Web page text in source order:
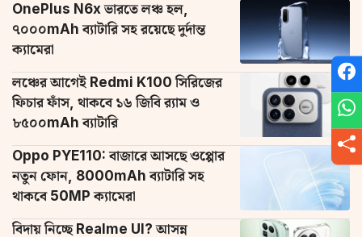
OnePlus N6x ভারতে লঞ্চ হল,
৭০০০mAh ব্যাটারি সহ রয়েছে দুর্দান্ত
ক্যামেরা
লঞ্চের আগেই Redmi K100 সিরিজের
ফিচার ফাঁস, থাকবে ১৬ জিবি র‌্যাম ও
৮৫০০mAh ব্যাটারি
Oppo PYE110: বাজারে আসছে ওপ্পোর
নতুন ফোন, 8000mAh ব্যাটারি সহ
থাকবে 50MP ক্যামেরা
বিদায় নিচ্ছে Realme UI? আসন্ন